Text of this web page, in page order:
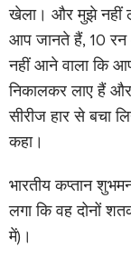
खेला। और मुझे नहीं
आप जानते हैं, 10 रन
नहीं आने वाला कि
निकालकर लाए हैं
सीरीज हार से बचा
कहा।
भारतीय कप्तान
लगा कि वह दोनों
में)।